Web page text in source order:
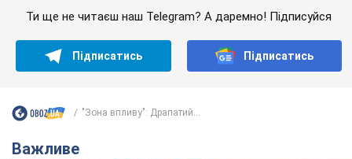
Ти ще не читаєш наш Telegram? А даремно! Підписуйся
Підписатись Підписатись
"Зона впливу": Драпатий...
Важливе